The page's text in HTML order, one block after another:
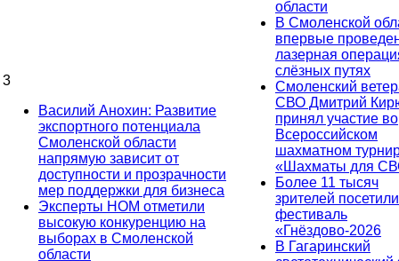
3
Василий Анохин: Развитие
экспортного потенциала
Смоленской области
напрямую зависит от
доступности и прозрачности
мер поддержки для бизнеса
Эксперты НОМ отметили
высокую конкуренцию на
выборах в Смоленской
области
области
В Смоленской
впервые
лазерная
слёзных путях
Смоленский
СВО Дмитрий
принял участие во
Всероссийском
шахматном
«Шахматы для
Более 11 тысяч
зрителей посетили
фестиваль
«Гнёздово-2026
В Гагаринский